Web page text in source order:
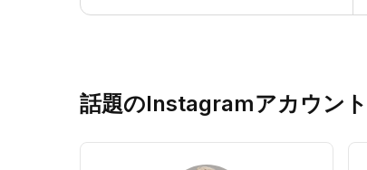
話題のInstagramアカウント